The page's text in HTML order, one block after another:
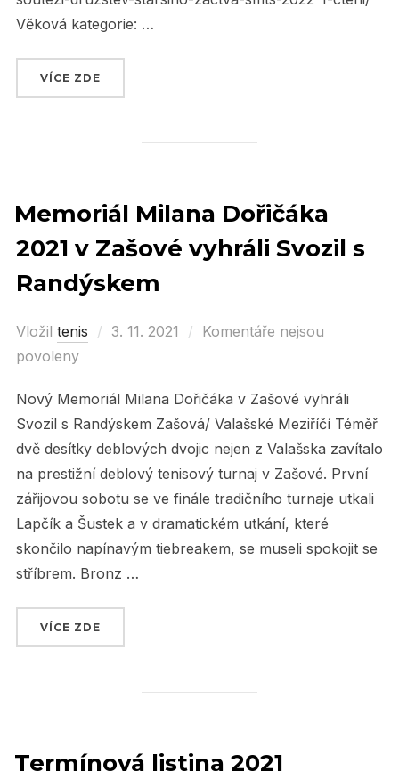
Věková kategorie: …
VÍCE ZDE
Memoriál Milana Dořičáka
2021 v Zašové vyhráli Svozil s
Randýskem
Vložil tenis
Posted
3. 11. 2021
Komentáře nejsou
povoleny
Nový Memoriál Milana Dořičáka v Zašové vyhráli
Svozil s Randýskem Zašová/ Valašské Meziříčí Téměř
dvě desítky deblových dvojic nejen z Valašska zavítalo
na prestižní deblový tenisový turnaj v Zašové. První
zářijovou sobotu se ve finále tradičního turnaje utkali
Lapčík a Šustek a v dramatickém utkání, které
skončilo napínavým tiebreakem, se museli spokojit se
stříbrem. Bronz …
VÍCE ZDE
Termínová listina 2021